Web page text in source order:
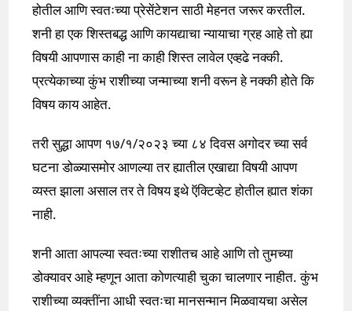
होतील आणि स्वतःच्या प्रेसेंटेशन साठी मेहनत जरूर करतील.
शनी हा एक शिस्तबद्ध आणि कायद्याचा न्यायाचा ग्रह आहे तो ह्या
विषयी आपणास काही ना काही शिस्त लावेल एव्हढे नक्की.
प्रत्येकाच्या कुंभ राशीच्या जन्माच्या शनी वरून हे नक्की होते कि
विषय काय आहेत.
तरी सुद्धा आपण १७/१/२०२३ च्या ८४ दिवस अगोदर च्या सर्व
घटना डोळ्यासमोर आणल्या तर ह्यातील एखाद्या विषयी आपण
व्यस्त झाला असाल तर ते विषय इथे ऍक्टिव्हेट होतील ह्यात शंका
नाही.
शनी आता आपल्या स्वतःच्या राशीतच आहे आणि तो तुमच्या
डोक्यावर आहे म्हणून आता कोणत्याही चुका चालणार नाहीत. कुंभ
राशीच्या व्यक्तींना आधी स्वतःचा मानसन्मान मिळवायचा असेल